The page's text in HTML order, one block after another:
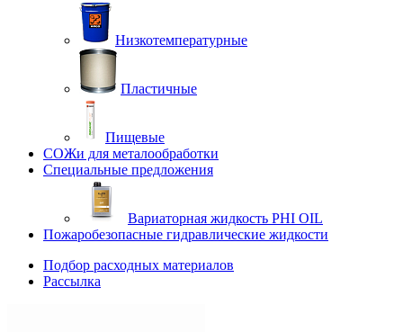
Низкотемпературные
Пластичные
Пищевые
СОЖи для металообработки
Специальные предложения
Вариаторная жидкость PHI OIL
Пожаробезопасные гидравлические жидкости
Подбор расходных материалов
Рассылка